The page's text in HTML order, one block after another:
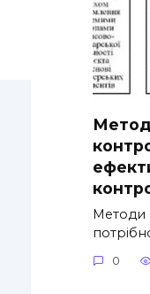
Методи
0